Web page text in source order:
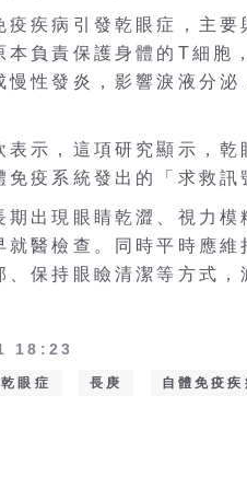
疫疾病引發乾眼症，主
本負責保護身體的T細胞
慢性發炎，影響淚液分
表示，這項研究顯示，乾
疫系統發出的「求救訊
期出現眼睛乾澀、視力模
就醫檢查。同時平時應維
、保持眼瞼清潔等方式，
18:23
乾眼症 長庚 自體免疫疾